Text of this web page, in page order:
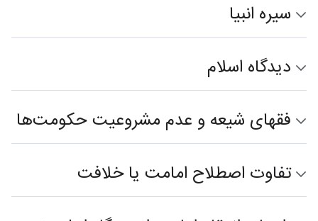
سیره انبیا
دیدگاه اسلام
فقهای شیعه و عدم مشروعیت حکومت‌ها
تفاوت اصطلاح امامت یا خلافت